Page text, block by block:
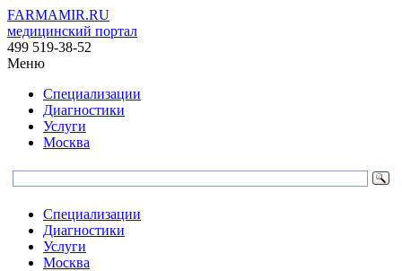
FARMAMIR.RU
медицинский портал
499 519-38-52
Меню
Специализации
Диагностики
Услуги
Москва
Специализации
Диагностики
Услуги
Москва